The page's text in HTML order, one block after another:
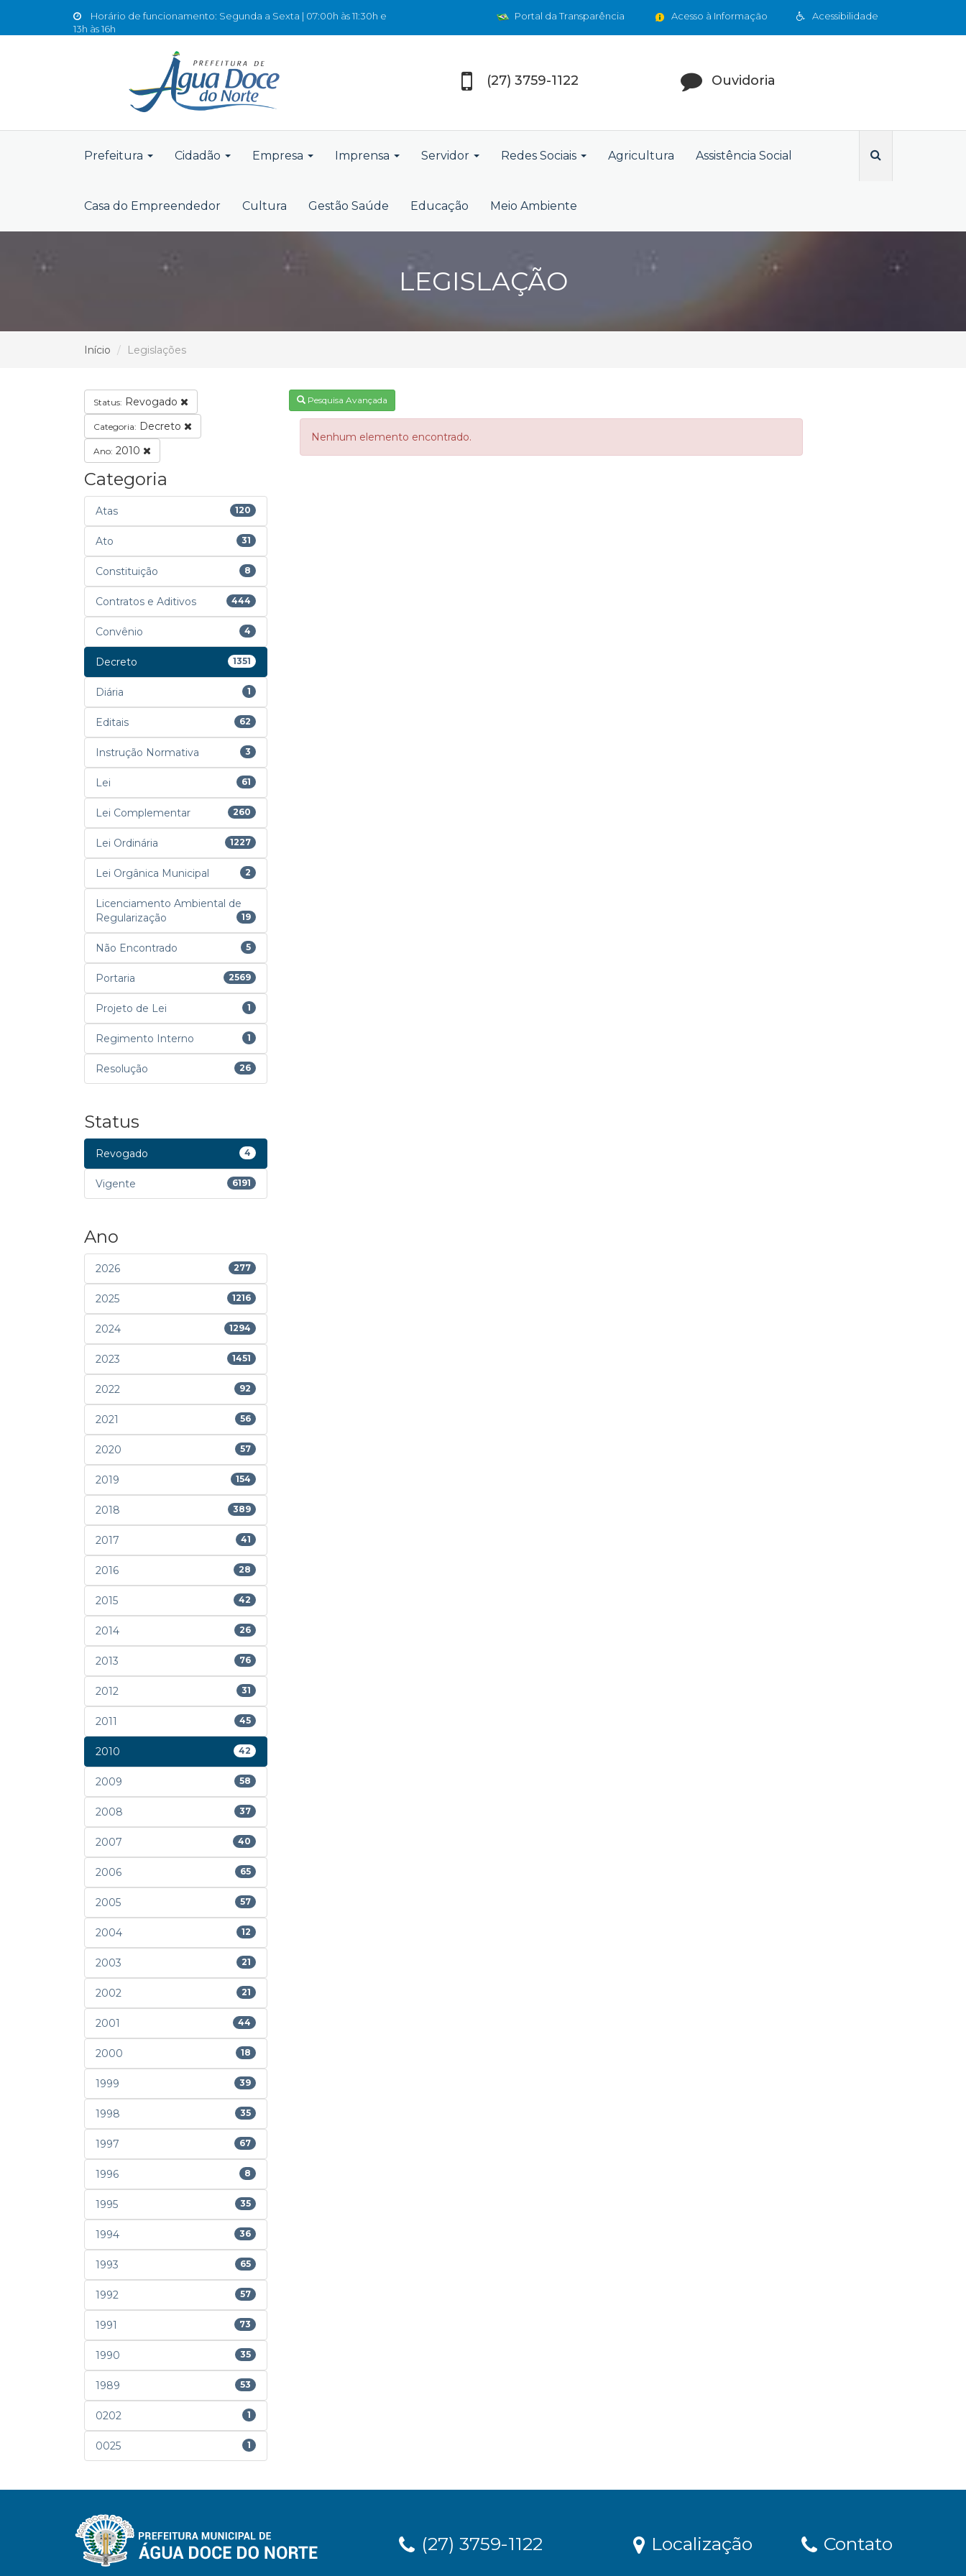
Horário de funcionamento: Segunda a Sexta | 07:00h às 11:30h e
13h às 16h
Acessibilidade
Acesso à Informação
Portal da Transparência
(27) 3759-1122 Ouvidoria
Prefeitura Cidadão Empresa Imprensa Servidor Redes Sociais Agricultura Assistência Social
Casa do Empreendedor Cultura Gestão Saúde Educação Meio Ambiente
LEGISLAÇÃO
Início Legislações
Status: Revogado
Categoria: Decreto
Ano: 2010
Categoria
Atas 120
Ato 31
Constituição 8
Contratos e Aditivos 444
Convênio 4
Decreto 1351
Diária 1
Editais 62
Instrução Normativa 3
Lei 61
Lei Complementar 260
Lei Ordinária 1227
Lei Orgânica Municipal 2
Licenciamento Ambiental de
Regularização
19
Não Encontrado 5
Portaria 2569
Projeto de Lei 1
Regimento Interno 1
Resolução 26
Status
Revogado 4
Vigente 6191
Ano
2026 277
2025 1216
2024 1294
2023 1451
2022 92
2021 56
2020 57
2019 154
2018 389
2017 41
2016 28
2015 42
2014 26
2013 76
2012 31
2011 45
2010 42
2009 58
2008 37
2007 40
2006 65
2005 57
2004 12
2003 21
2002 21
2001 44
2000 18
1999 39
1998 35
1997 67
1996 8
1995 35
1994 36
1993 65
1992 57
1991 73
1990 35
1989 53
0202 1
0025 1
Pesquisa Avançada
Nenhum elemento encontrado.
(27) 3759-1122 Localização Contato